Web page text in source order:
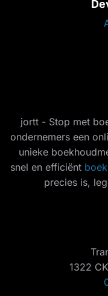
jortt - Stop met
ondernemers een
unieke
snel en efficiënt
precies is,
1322